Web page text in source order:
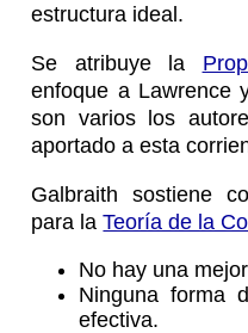
estructura ideal.
Se atribuye la
enfoque a Lawrence
son varios los
aportado a esta
Galbraith sostiene
para laTeoría de la
No hay una
Ninguna forma
efectiva.